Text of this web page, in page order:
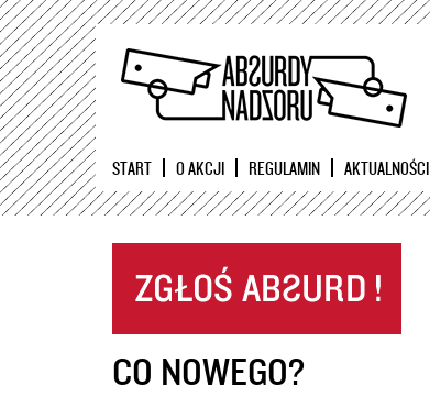
START O AKCJI REGULAMIN AKTUALNOŚCI
CO NOWEGO?